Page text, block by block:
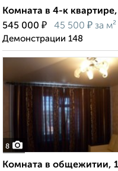
Комната в 4-к
545 000 ₽ 45 500 ₽ за м²
Демонстрации 148
8
Комната в общежитии,